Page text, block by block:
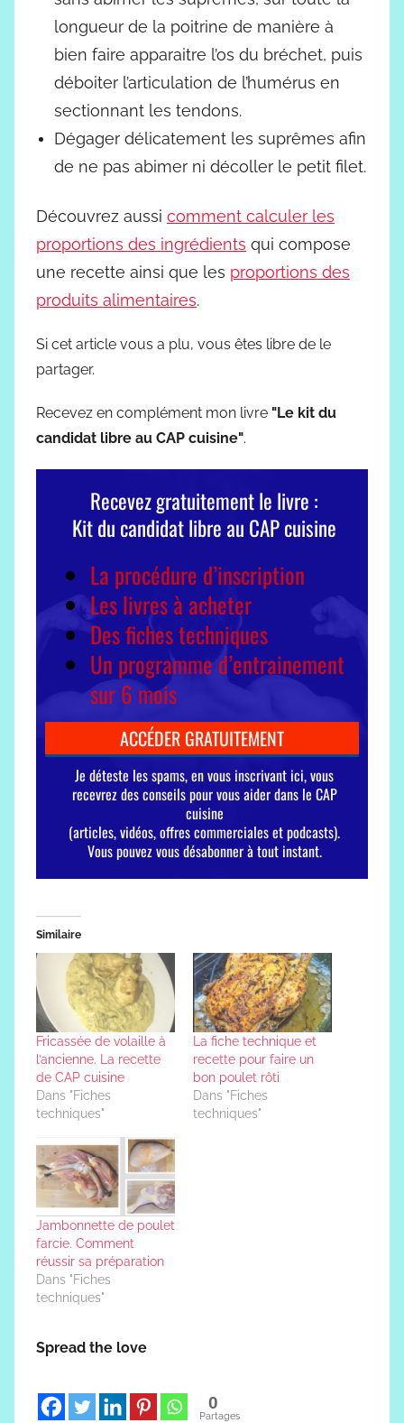
longueur de la poitrine de manière à
bien faire apparaitre l’os du bréchet, puis
déboiter l’articulation de l’humérus en
sectionnant les tendons.
Dégager délicatement les suprêmes afin
de ne pas abimer ni décoller le petit filet.
Découvrez aussi comment calculer les
proportions des ingrédients qui compose
une recette ainsi que les proportions des
produits alimentaires.
Si cet article vous a plu, vous êtes libre de le
partager.
Recevez en complément mon livre "Le kit du
candidat libre au CAP cuisine".
Similaire
Fricassée de volaille à
l’ancienne. La recette
de CAP cuisine
Dans "Fiches
techniques"
La fiche technique et
recette pour faire un
bon poulet rôti
Dans "Fiches
techniques"
Jambonnette de poulet
farcie. Comment
réussir sa préparation
Dans "Fiches
techniques"
Spread the love
0
Partages